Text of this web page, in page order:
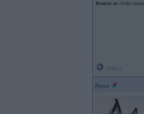
Braucu ar: Griķu maizi
Neoo